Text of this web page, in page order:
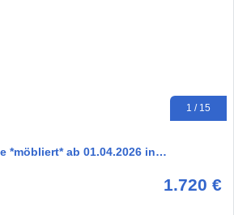
1 / 15
*möbliert* ab 01.04.2026 in…
1.720 €